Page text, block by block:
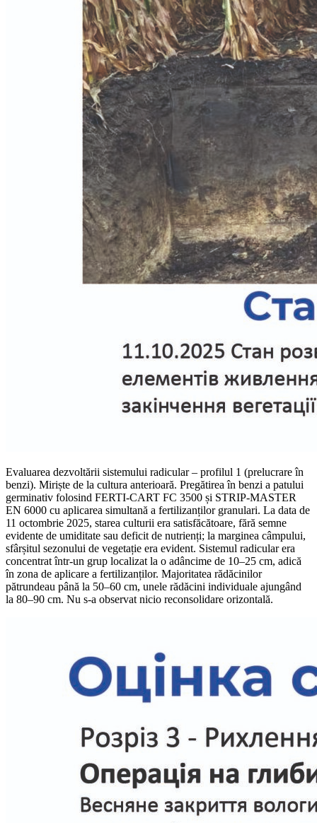
Evaluarea dezvoltării sistemului radicular – profilul 1 (prelucrare în
benzi). Miriște de la cultura anterioară. Pregătirea în benzi a patului
germinativ folosind FERTI-CART FC 3500 și STRIP-MASTER
EN 6000 cu aplicarea simultană a fertilizanților granulari. La data de
11 octombrie 2025, starea culturii era satisfăcătoare, fără semne
evidente de umiditate sau deficit de nutrienți; la marginea câmpului,
sfârșitul sezonului de vegetație era evident. Sistemul radicular era
concentrat într-un grup localizat la o adâncime de 10–25 cm, adică
în zona de aplicare a fertilizanților. Majoritatea rădăcinilor
pătrundeau până la 50–60 cm, unele rădăcini individuale ajungând
la 80–90 cm. Nu s-a observat nicio reconsolidare orizontală.